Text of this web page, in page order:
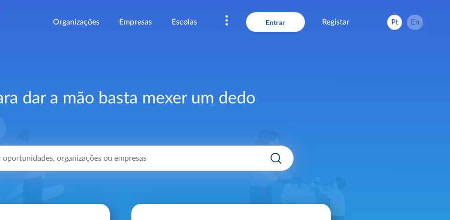
Organizações Empresas Escolas Registar
dar a mão basta mexer um dedo